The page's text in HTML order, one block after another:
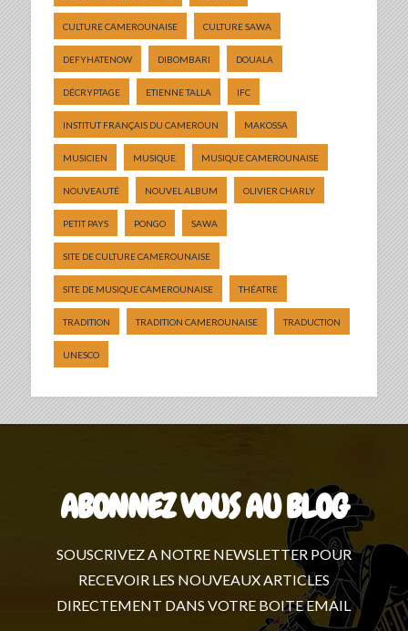
CULTURE CAMEROUNAISE CULTURE SAWA
DEFYHATENOW DIBOMBARI DOUALA
DÉCRYPTAGE ETIENNE TALLA IFC
INSTITUT FRANÇAIS DU CAMEROUN MAKOSSA
MUSICIEN MUSIQUE MUSIQUE CAMEROUNAISE
NOUVEAUTÉ NOUVEL ALBUM OLIVIER CHARLY
PETIT PAYS PONGO SAWA
SITE DE CULTURE CAMEROUNAISE
SITE DE MUSIQUE CAMEROUNAISE THÉATRE
TRADITION TRADITION CAMEROUNAISE TRADUCTION
UNESCO
ABONNEZ VOUS AU BLOG
SOUSCRIVEZ A NOTRE NEWSLETTER POUR
RECEVOIR LES NOUVEAUX ARTICLES
DIRECTEMENT DANS VOTRE BOITE EMAIL